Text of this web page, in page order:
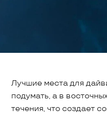
Лучшие места для
подумать, а в
течения, что создает